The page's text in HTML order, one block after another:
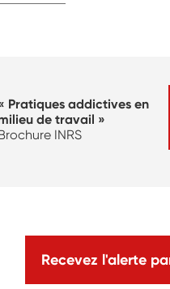
Pratiques addictives en
de travail »
INRS
Recevez l'alerte